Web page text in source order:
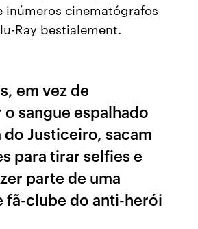
inúmeros cinematógrafos
Ray bestialement.
em vez de
sangue espalhado
do Justiceiro, sacam
para tirar selfies e
parte de uma
fã-clube do anti-herói